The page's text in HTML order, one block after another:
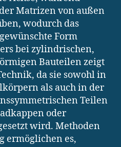
Matrizen von außen
wodurch das
Form
bei zylindrischen,
Bauteilen zeigt
da sie sowohl in
als auch in der
Teilen
oder
wird. Methoden
ermöglichen es,